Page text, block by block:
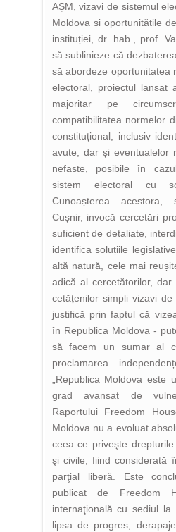
AȘM, vizavi de sistemul
Moldova și oportunitățile
instituției, dr. hab., prof.
să sublinieze că
să abordeze oportunitatea
electoral, proiectul lansat
majoritar pe
compatibilitatea normelor
constituțional, inclusiv
avute, dar și eventualelor
nefaste, posibile în
sistem electoral cu
Cunoașterea acestora,
Cușnir, invocă cercetări
suficient de detaliate,
identifica soluțiile
altă natură, cele mai
adică al cercetătorilor,
cetățenilor simpli vizavi
justifică prin faptul că
în Republica Moldova -
să facem un sumar al
proclamarea
„Republica Moldova
grad avansat de
Raportului Freedom
Moldova nu a evoluat
ceea ce priveşte
şi civile, fiind considerată
parţial liberă. Este
publicat de Freedom
internaţională cu sediul la
lipsa de progres,